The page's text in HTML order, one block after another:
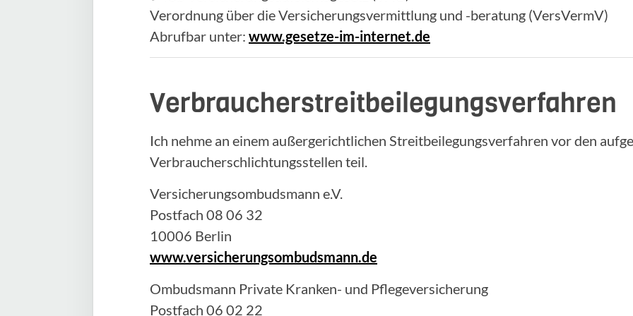
Verordnung über die Versicherungsvermittlung und -beratung (VersVermV)
Abrufbar unter: www.gesetze-im-internet.de
Verbraucherstreitbeilegungsverfahren
Ich nehme an einem außergerichtlichen Streitbeilegungsverfahren vor den
Verbraucherschlichtungsstellen teil.
Versicherungsombudsmann e.V.
Postfach 08 06 32
10006 Berlin
www.versicherungsombudsmann.de
Ombudsmann Private Kranken- und Pflegeversicherung
Postfach 06 02 22